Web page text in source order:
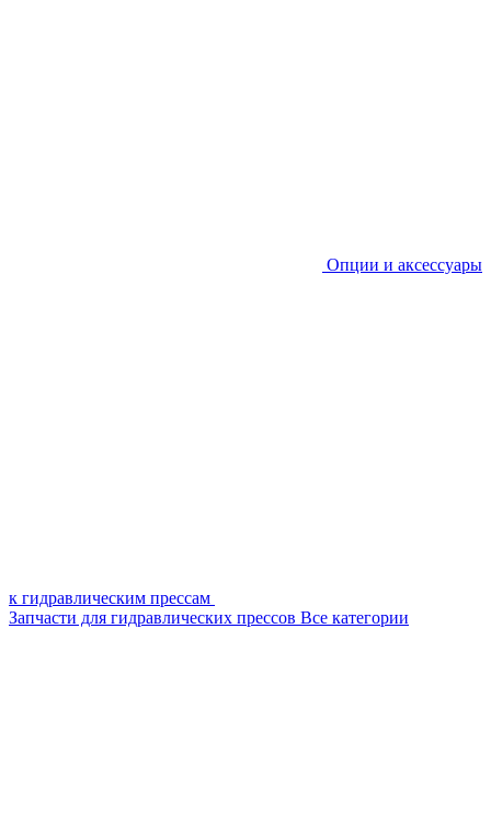
Опции и аксессуары
к гидравлическим прессам
Запчасти для гидравлических прессов Все категории